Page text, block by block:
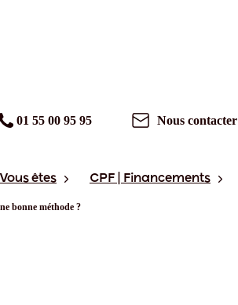
01 55 00 95 95 Nous contacter
Vous êtes CPF | Financements
bonne méthode ?